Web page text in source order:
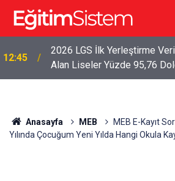
12:45
2026 LGS İlk Yerleştirme
Alan Liseler Yüzde 95,76
Anasayfa MEB
MEB E-Kayıt
Yılında Çocuğum Yeni Yılda Hangi Okula